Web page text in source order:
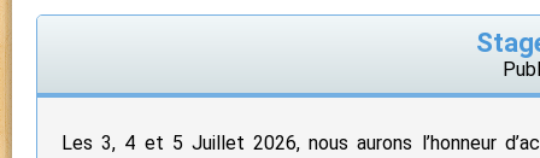
Les 3, 4 et 5 Juillet 2026, nous aurons l’honneur